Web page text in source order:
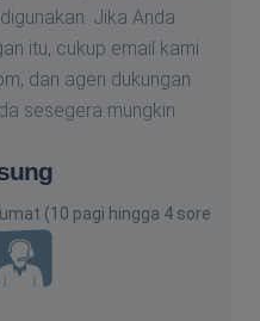
Jika Anda
itu, cukup email kami
dan agen dukungan
sesegera mungkin.
(10 pagi hingga 4 sore